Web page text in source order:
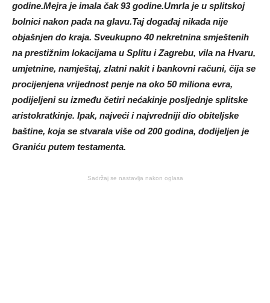
godine.Mejra je imala čak 93 godine.Umrla je u splitskoj
bolnici nakon pada na glavu.Taj događaj nikada nije
objašnjen do kraja. Sveukupno 40 nekretnina smještenih
na prestižnim lokacijama u Splitu i Zagrebu, vila na Hvaru,
umjetnine, namještaj, zlatni nakit i bankovni računi, čija se
procijenjena vrijednost penje na oko 50 miliona evra,
podijeljeni su između četiri nećakinje posljednje splitske
aristokratkinje. Ipak, najveći i najvredniji dio obiteljske
baštine, koja se stvarala više od 200 godina, dodijeljen je
Graniću putem testamenta.
Sadržaj se nastavlja nakon oglasa